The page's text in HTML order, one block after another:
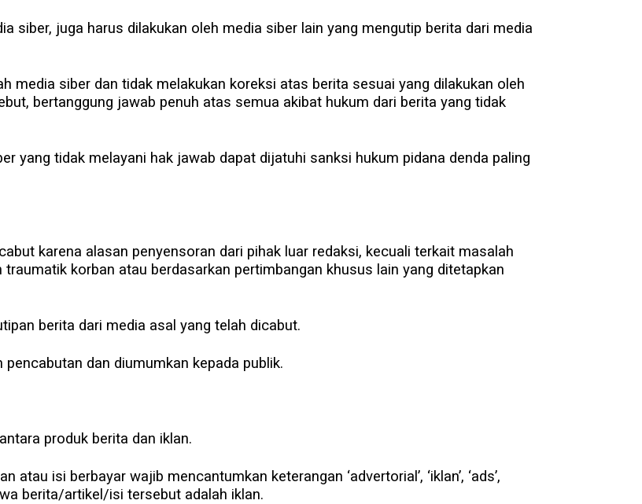
siber, juga harus dilakukan oleh media siber lain yang mengutip berita dari media
media siber dan tidak melakukan koreksi atas berita sesuai yang dilakukan oleh
bertanggung jawab penuh atas semua akibat hukum dari berita yang tidak
yang tidak melayani hak jawab dapat dijatuhi sanksi hukum pidana denda paling
karena alasan penyensoran dari pihak luar redaksi, kecuali terkait masalah
traumatik korban atau berdasarkan pertimbangan khusus lain yang ditetapkan
berita dari media asal yang telah dicabut.
dan diumumkan kepada publik.
produk berita dan iklan.
isi berbayar wajib mencantumkan keterangan ‘advertorial’, ‘iklan’, ‘ads’,
berita/artikel/isi tersebut adalah iklan.